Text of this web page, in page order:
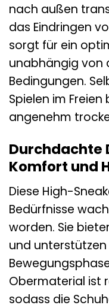
nach außen
das Eindringen
sorgt für ein
unabhängig von
Bedingungen.
Spielen im Freien
angenehm
Durchdachte
Komfort und
Diese High-
Bedürfnisse
worden. Sie
und unterstützen
Obermaterial ist
sodass die